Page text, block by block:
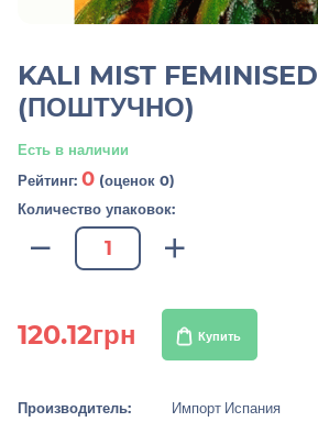
KALI MIST FEMINISED
(ПОШТУЧНО)
Есть в наличии
Рейтинг: 0 (оценок 0)
Количество упаковок:
120.12грн Купить
Производитель:
Импорт Испания